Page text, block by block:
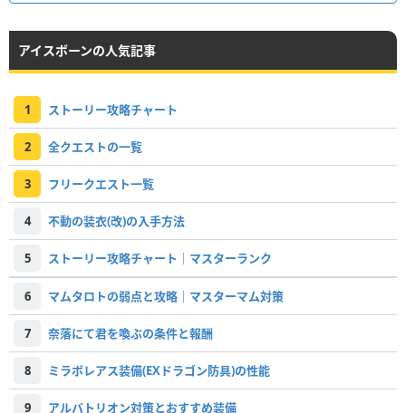
アイスボーンの人気記事
1 ストーリー攻略チャート
2 全クエストの一覧
3 フリークエスト一覧
4 不動の装衣(改)の入手方法
5 ストーリー攻略チャート｜マスターランク
6 マムタロトの弱点と攻略｜マスターマム対策
7 奈落にて君を喚ぶの条件と報酬
8 ミラボレアス装備(EXドラゴン防具)の性能
9 アルバトリオン対策とおすすめ装備